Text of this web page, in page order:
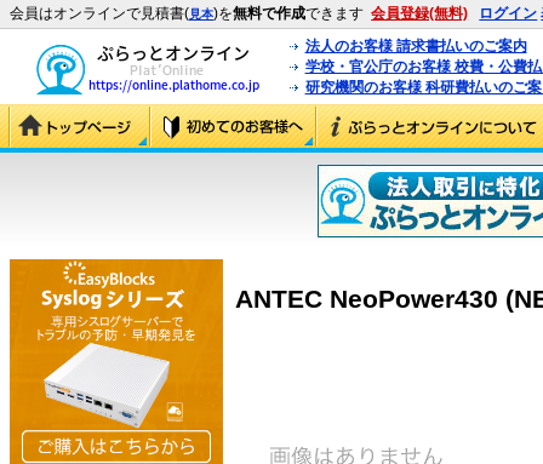
会員はオンラインで見積書(見本)を無料で作成できます 会員登録(無料) ログイン
法人のお客様 請求書払いのご案内
学校・官公庁のお客様 校費・公費
研究機関のお客様 科研費払いのご
ANTEC NeoPower430